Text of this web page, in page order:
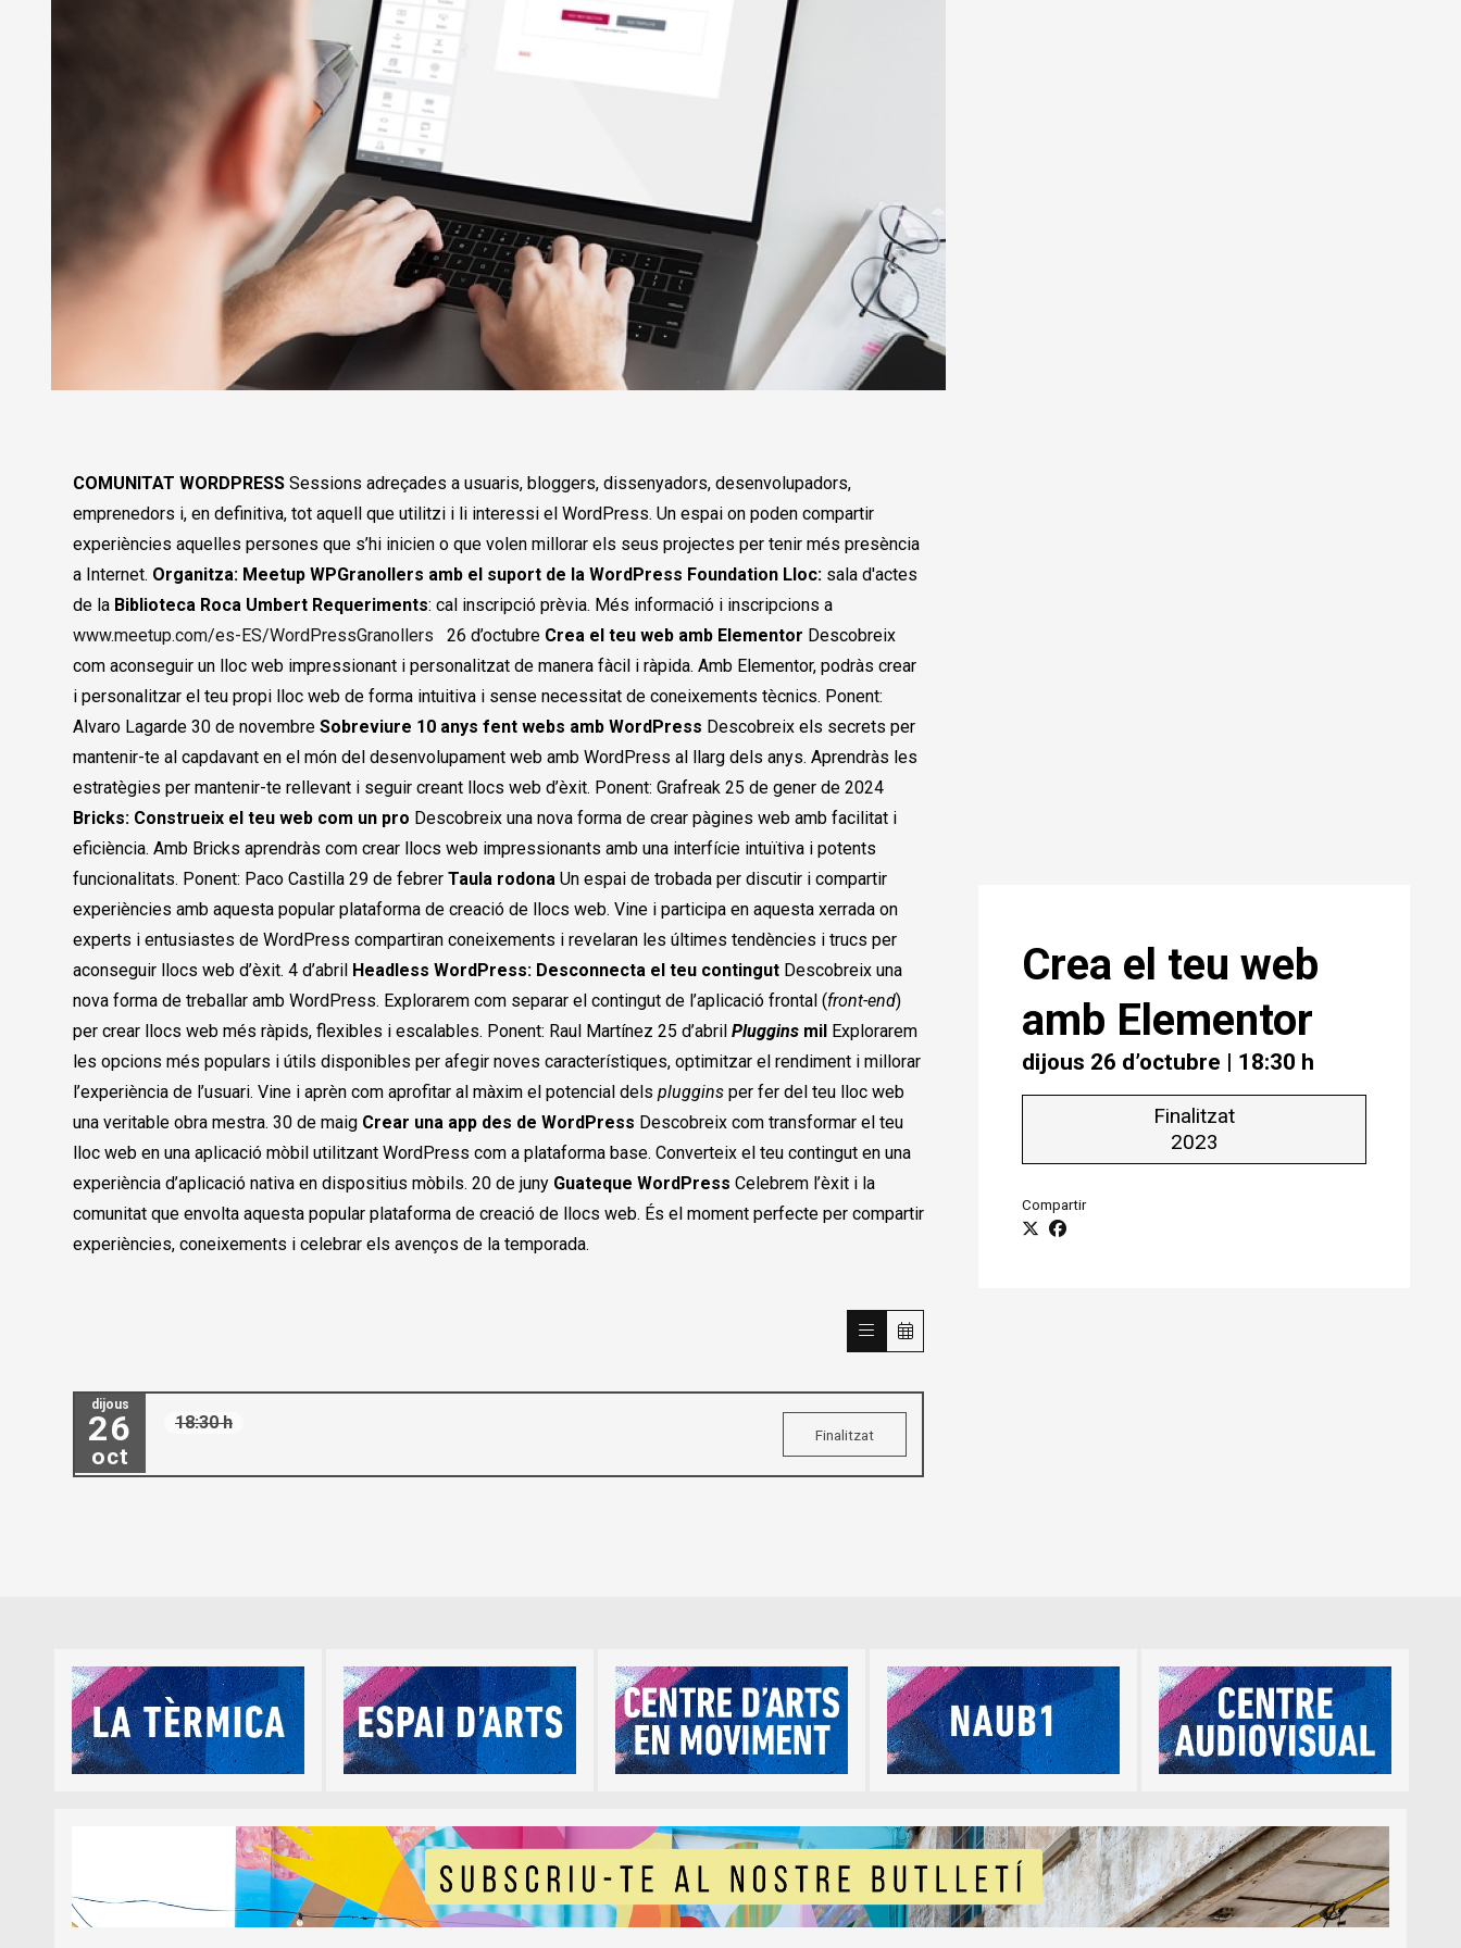
Crea el teu web
amb Elementor
dijous 26 d’octubre | 18:30 h
Finalitzat
2023
Compartir
COMUNITAT WORDPRESS Sessions adreçades a usuaris, bloggers, dissenyadors, desenvolupadors,
emprenedors i, en definitiva, tot aquell que utilitzi i li interessi el WordPress. Un espai on poden compartir
experiències aquelles persones que s’hi inicien o que volen millorar els seus projectes per tenir més presència
a Internet. Organitza: Meetup WPGranollers amb el suport de la WordPress Foundation Lloc: sala d'actes
de la Biblioteca Roca Umbert Requeriments: cal inscripció prèvia. Més informació i inscripcions a
www.meetup.com/es-ES/WordPressGranollers 26 d’octubre Crea el teu web amb Elementor Descobreix
com aconseguir un lloc web impressionant i personalitzat de manera fàcil i ràpida. Amb Elementor, podràs crear
i personalitzar el teu propi lloc web de forma intuitiva i sense necessitat de coneixements tècnics. Ponent:
Alvaro Lagarde 30 de novembreSobreviure 10 anys fent webs amb WordPress Descobreix els secrets per
mantenir-te al capdavant en el món del desenvolupament web amb WordPress al llarg dels anys. Aprendràs les
estratègies per mantenir-te rellevant i seguir creant llocs web d’èxit. Ponent: Grafreak 25 de gener de 2024
Bricks: Construeix el teu web com un pro Descobreix una nova forma de crear pàgines web amb facilitat i
eficiència. Amb Bricks aprendràs com crear llocs web impressionants amb una interfície intuïtiva i potents
funcionalitats. Ponent: Paco Castilla 29 de febrerTaula rodonaUn espai de trobada per discutir i compartir
experiències amb aquesta popular plataforma de creació de llocs web. Vine i participa en aquesta xerrada on
experts i entusiastes de WordPress compartiran coneixements i revelaran les últimes tendències i trucs per
aconseguir llocs web d’èxit. 4 d’abril Headless WordPress: Desconnecta el teu contingut Descobreix una
nova forma de treballar amb WordPress. Explorarem com separar el contingut de l’aplicació frontal (front-end)
per crear llocs web més ràpids, flexibles i escalables. Ponent: Raul Martínez 25 d’abrilPluggins mil Explorarem
les opcions més populars i útils disponibles per afegir noves característiques, optimitzar el rendiment i millorar
l’experiència de l’usuari. Vine i aprèn com aprofitar al màxim el potencial delspluggins per fer del teu lloc web
una veritable obra mestra. 30 de maig Crear una app des de WordPress Descobreix com transformar el teu
lloc web en una aplicació mòbil utilitzant WordPress com a plataforma base. Converteix el teu contingut en una
experiència d’aplicació nativa en dispositius mòbils. 20 de juny Guateque WordPressCelebrem l’èxit i la
comunitat que envolta aquesta popular plataforma de creació de llocs web. És el moment perfecte per compartir
experiències, coneixements i celebrar els avenços de la temporada.
dijous
26
oct
18:30 h
Finalitzat